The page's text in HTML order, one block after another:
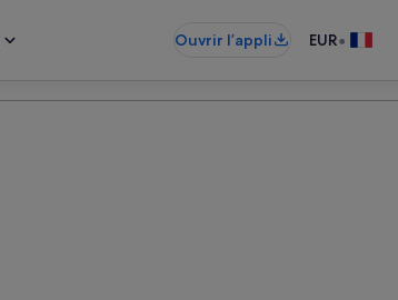
Ouvrir l’appli EUR•